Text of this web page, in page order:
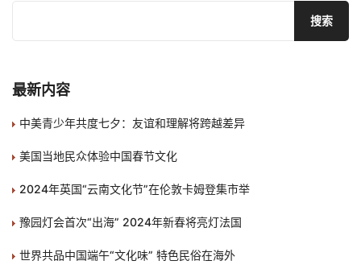
最新内容
中美青少年共度七夕：友谊和理解将跨越差异
美国当地民众体验中国春节文化
2024年英国“云南文化节”在伦敦卡姆登集市举
豫园灯会首次“出海” 2024年新春将亮灯法国
世界共品中国端午“文化味” 特色民俗在海外